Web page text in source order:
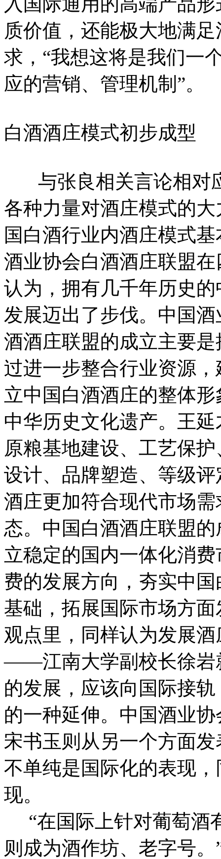
质价值，还能极大地满
求，“我想这将是我们一
应的营销、管理机制”。
白酒酒庄模式初步成型
与张良相关言论相对
各种力量对酒庄模式的
国白酒行业内酒庄模式
酒业协会白酒酒庄联盟
认为，拥有几千年历史
发展迈出了步伐。中国
酒酒庄联盟的成立主要
过进一步整合行业资源
立中国白酒酒庄的整体
中华历史文化遗产。王
原粮基地建设、工艺保
设计、品牌塑造、等级
酒庄更加符合现代市场
态。中国白酒酒庄联盟
立稳定的国内一体化消
费的发展方向，夯实中
基础，拓展国际市场方
观点里，同样认为发展
——江南大学副校长徐岩
的发展，应该向国际接
的一种延伸。中国酒业
宋书玉则从另一个方面
不单纯是国际化的表现
现。
“在国际上针对葡萄酒
则成为酒作坊、老字号